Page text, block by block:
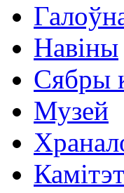
Навіны
Сябры
Музей